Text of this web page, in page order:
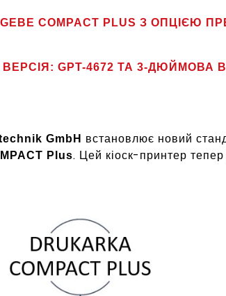
COMPACT PLUS З ОПЦІЄЮ
GPT-4672 ТА 3-ДЮЙМОВА
GmbH встановлює новий
Plus. Цей кіоск-принтер